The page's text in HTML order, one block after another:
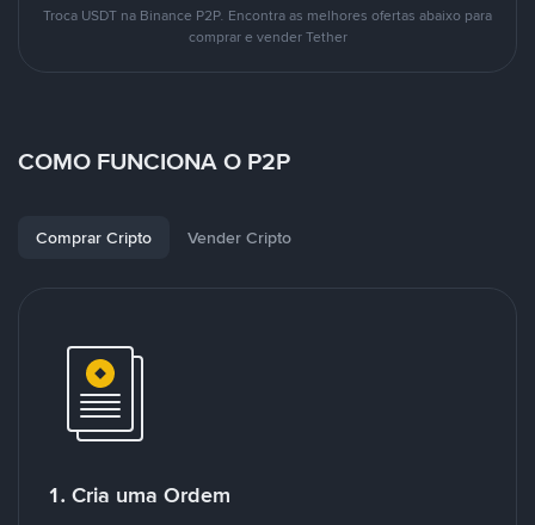
Troca USDT na Binance P2P. Encontra as melhores ofertas abaixo para
comprar e vender Tether
COMO FUNCIONA O P2P
Comprar Cripto Vender Cripto
1. Cria uma Ordem